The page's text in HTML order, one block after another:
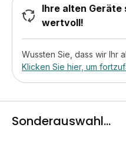
Ihre alten Geräte
wertvoll!
Wussten Sie, dass wir Ihr
Klicken Sie hier, um
Sonderauswahl...